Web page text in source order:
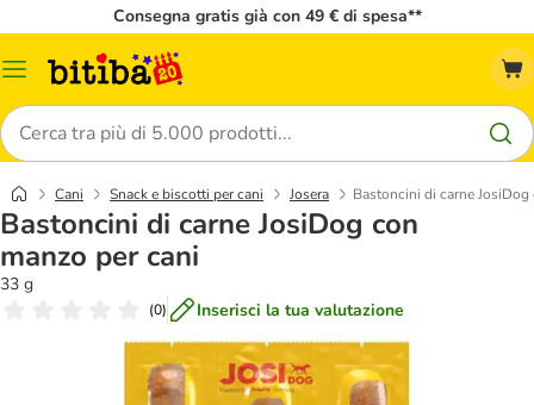
Consegna gratis già con 49 € di spesa**
Overview
Cerca
Cani Snack e biscotti per cani Josera Bastoncini di carne
Bastoncini di carne JosiDog con
manzo per cani
33 g
(0) Inserisci la tua valutazione